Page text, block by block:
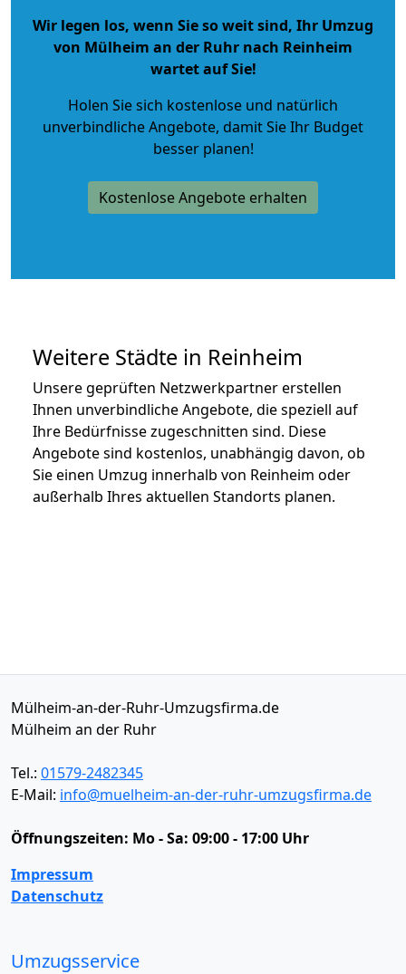
Wir legen los, wenn Sie so weit sind, Ihr Umzug
von Mülheim an der Ruhr nach Reinheim
wartet auf Sie!
Holen Sie sich kostenlose und natürlich
unverbindliche Angebote, damit Sie Ihr Budget
besser planen!
Kostenlose Angebote erhalten
Weitere Städte in Reinheim
Unsere geprüften Netzwerkpartner erstellen
Ihnen unverbindliche Angebote, die speziell auf
Ihre Bedürfnisse zugeschnitten sind. Diese
Angebote sind kostenlos, unabhängig davon, ob
Sie einen Umzug innerhalb von Reinheim oder
außerhalb Ihres aktuellen Standorts planen.
Mülheim-an-der-Ruhr-Umzugsfirma.de
Mülheim an der Ruhr
Tel.: 01579-2482345
E-Mail: info@muelheim-an-der-ruhr-umzugsfirma.de
Öffnungszeiten: Mo - Sa: 09:00 - 17:00 Uhr
Impressum
Datenschutz
Umzugsservice